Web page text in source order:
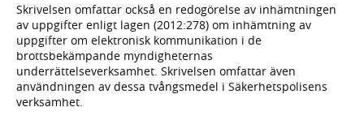
Skrivelsen omfattar också en redogörelse av inhämtningen
av uppgifter enligt lagen (2012:278) om inhämtning av
uppgifter om elektronisk kommunikation i de
brottsbekämpande myndigheternas
underrättelseverksamhet. Skrivelsen omfattar även
användningen av dessa tvångsmedel i Säkerhetspolisens
verksamhet.